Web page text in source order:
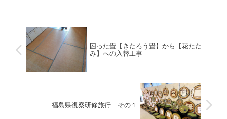
困った畳【きたろう畳】から【花たた
み】への入替工事
福島県視察研修旅行 その１